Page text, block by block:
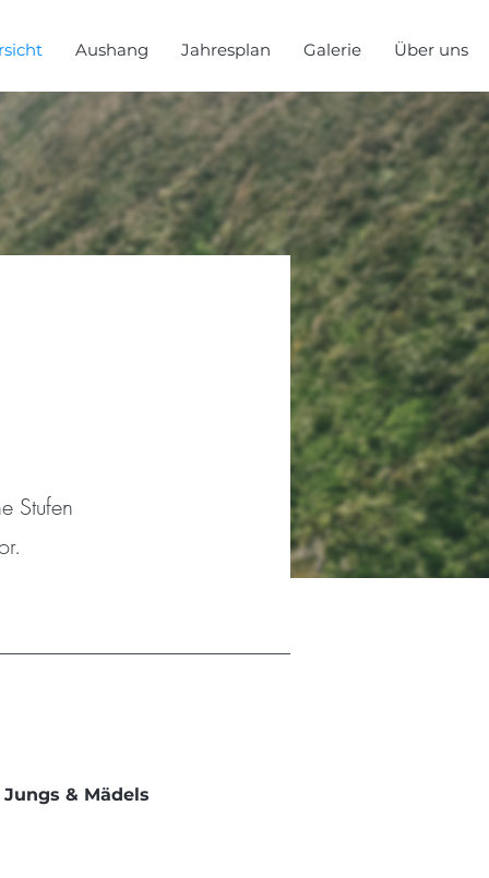
Aushang Jahresplan Galerie Über uns
Stufen
& Mädels